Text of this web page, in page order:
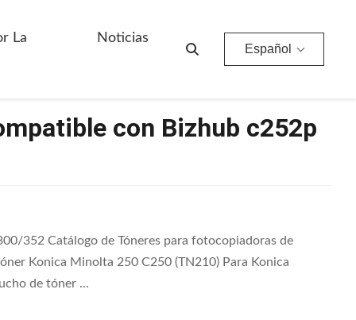
La
Noticias
Español
con Bizhub c252p
352 Catálogo de Tóneres para fotocopiadoras de
Konica Minolta 250 C250 (TN210) Para Konica
de tóner ...